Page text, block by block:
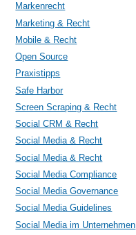
Markenrecht
Marketing & Recht
Mobile & Recht
Open Source
Praxistipps
Safe Harbor
Screen Scraping & Recht
Social CRM & Recht
Social Media & Recht
Social Media & Recht
Social Media Compliance
Social Media Governance
Social Media Guidelines
Social Media im Unternehmen